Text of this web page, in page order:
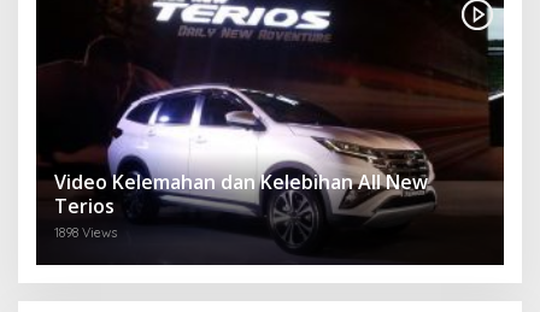
Video Kelemahan dan Kelebihan All New
Terios
1898 Views